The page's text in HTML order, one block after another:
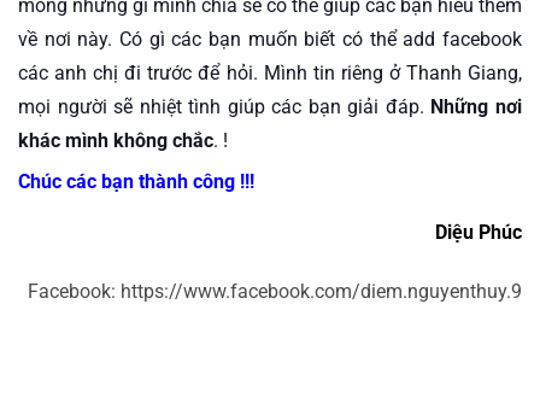
mong những gì mình chia sẻ có thể giúp các bạn hiểu thêm
về nơi này. Có gì các bạn muốn biết có thể add facebook
các anh chị đi trước để hỏi. Mình tin riêng ở Thanh Giang,
mọi người sẽ nhiệt tình giúp các bạn giải đáp. Những nơi
khác mình không chắc. !
Chúc các bạn thành công !!!
Diệu Phúc
Facebook: https://www.facebook.com/diem.nguyenthuy.9